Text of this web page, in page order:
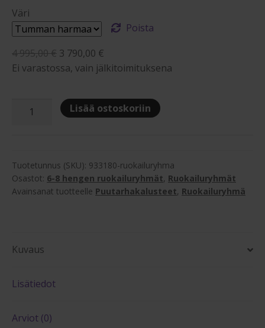
Väri
Poista
4 995,00€ Alkuperäinen
hinta
995,00 €.
3 790,00 €
hinta
3
790,00 €.
Ei varastossa, vain jälkitoimituksena
Hillerstorp
Himmelsnäs
kuudelle
määrä
Lisää ostoskoriin
Tuotetunnus (SKU): 933180-ruokailuryhma
Osastot: 6-8 hengen ruokailuryhmät, Ruokailuryhmät
Avainsanat tuotteelle Puutarhakalusteet, Ruokailuryhmä
Kuvaus
Lisätiedot
Arviot (0)